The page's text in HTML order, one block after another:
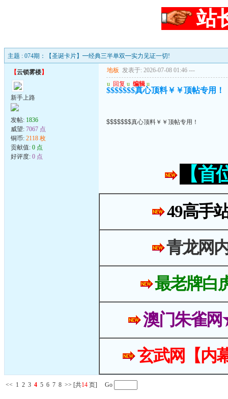
站
主题 : 074期：【圣诞卡片】━经典三半单双━实力见证一切!
【云锁雾楼】
新手上路
发帖: 1836
威望: 7067 点
铜币: 2118 枚
贡献值: 0 点
好评度: 0 点
地板 发表于: 2026-07-08 01:46 ---
u 回复 u 编辑 u
$$$$$$$真心顶料￥￥顶帖专用！
$$$$$$$真心顶料￥￥顶帖专用！
【
49高手
青龙网
最老牌白
澳门朱雀
玄武网【内
<< 1 2 3 4 5 6 7 8 >> [共14 页] Go